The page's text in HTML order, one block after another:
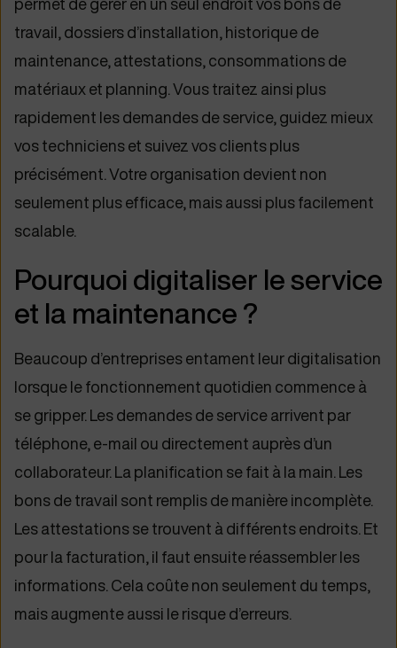
travail, dossiers d’installation, historique de
maintenance, attestations, consommations de
matériaux et planning. Vous traitez ainsi plus
rapidement les demandes de service, guidez mieux
vos techniciens et suivez vos clients plus
précisément. Votre organisation devient non
seulement plus efficace, mais aussi plus facilement
scalable.
Pourquoi digitaliser le service
et la maintenance ?
Beaucoup d’entreprises entament leur digitalisation
lorsque le fonctionnement quotidien commence à
se gripper. Les demandes de service arrivent par
téléphone, e-mail ou directement auprès d’un
collaborateur. La planification se fait à la main. Les
bons de travail sont remplis de manière incomplète.
Les attestations se trouvent à différents endroits. Et
pour la facturation, il faut ensuite réassembler les
informations. Cela coûte non seulement du temps,
mais augmente aussi le risque d’erreurs.